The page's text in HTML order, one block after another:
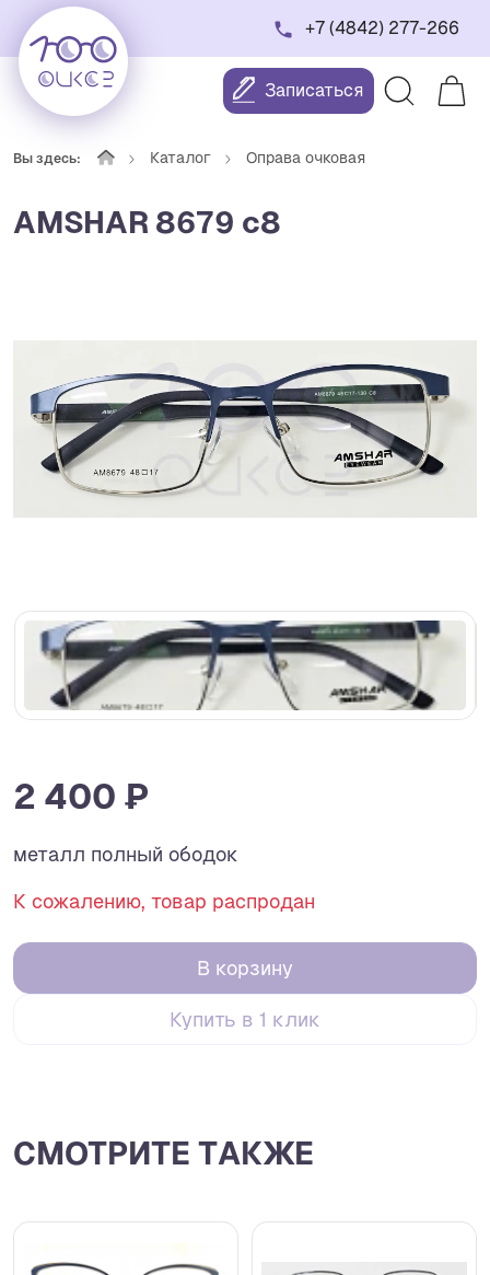
+7 (4842) 277-266
Записаться
Вы здесь: Каталог Оправа очковая
AMSHAR 8679 с8
2 400 ₽
металл полный ободок
К сожалению, товар распродан
В корзину
Купить в 1 клик
СМОТРИТЕ ТАКЖЕ